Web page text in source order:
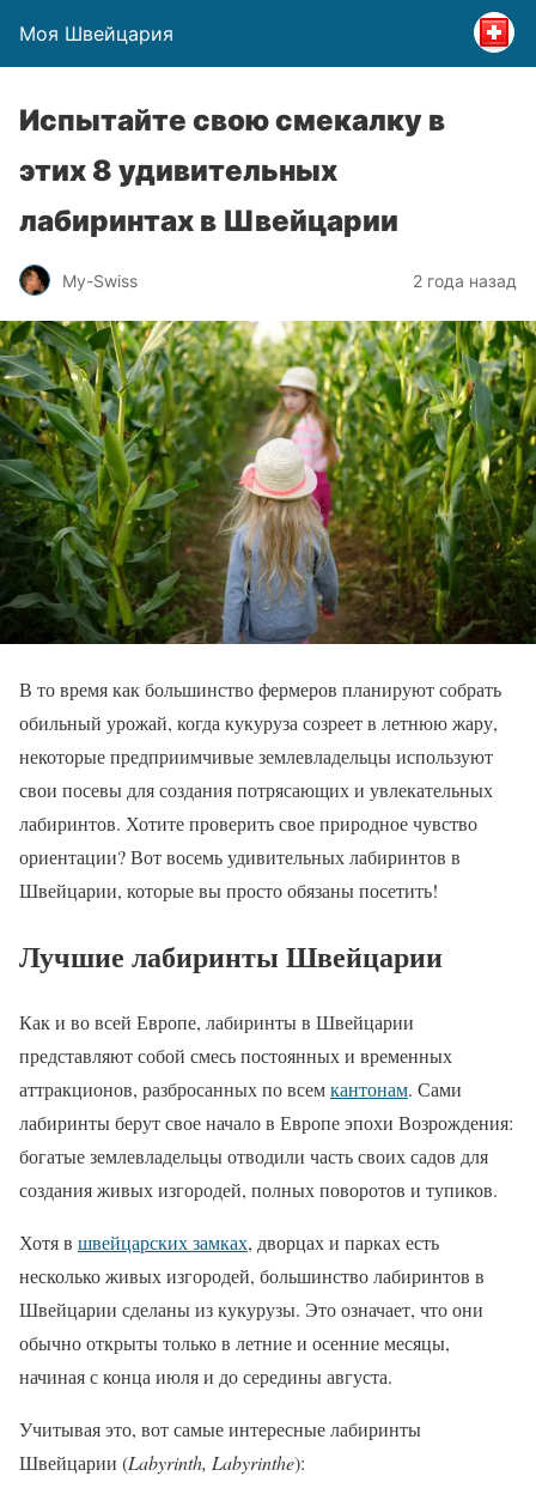
Моя Швейцария
Испытайте свою смекалку в
этих 8 удивительных
лабиринтах в Швейцарии
My-Swiss 2 года назад
В то время как большинство фермеров планируют собрать
обильный урожай, когда кукуруза созреет в летнюю жару,
некоторые предприимчивые землевладельцы используют
свои посевы для создания потрясающих и увлекательных
лабиринтов. Хотите проверить свое природное чувство
ориентации? Вот восемь удивительных лабиринтов в
Швейцарии, которые вы просто обязаны посетить!
Лучшие лабиринты Швейцарии
Как и во всей Европе, лабиринты в Швейцарии
представляют собой смесь постоянных и временных
аттракционов, разбросанных по всемкантонам. Сами
лабиринты берут свое начало в Европе эпохи Возрождения:
богатые землевладельцы отводили часть своих садов для
создания живых изгородей, полных поворотов и тупиков.
Хотя в швейцарских замках, дворцах и парках есть
несколько живых изгородей, большинство лабиринтов в
Швейцарии сделаны из кукурузы. Это означает, что они
обычно открыты только в летние и осенние месяцы,
начиная с конца июля и до середины августа.
Учитывая это, вот самые интересные лабиринты
Швейцарии (Labyrinth, Labyrinthe):